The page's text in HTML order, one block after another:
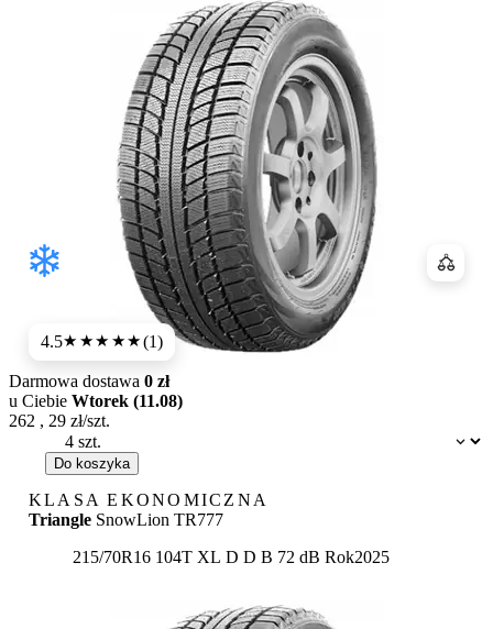
4.5★★★★★(1)
Dostępność:
Darmowa dostawa 0 zł
u Ciebie Wtorek (11.08)
262 , 29 zł/szt.
Do koszyka
KLASA EKONOMICZNA
Triangle SnowLion TR777
215/70R16 104T XL Etykieta:
D D B 72 dB Rok2025